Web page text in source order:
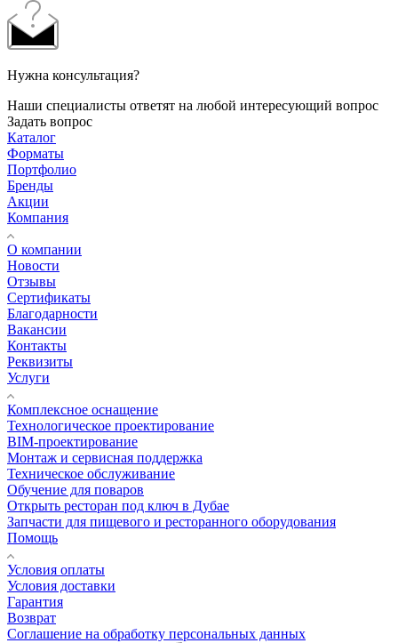
Нужна консультация?
Наши специалисты ответят на любой интересующий вопрос
Задать вопрос
Каталог
Форматы
Портфолио
Бренды
Акции
Компания
О компании
Новости
Отзывы
Сертификаты
Благодарности
Вакансии
Контакты
Реквизиты
Услуги
Комплексное оснащение
Технологическое проектирование
BIM-проектирование
Монтаж и сервисная поддержка
Техническое обслуживание
Обучение для поваров
Открыть ресторан под ключ в Дубае
Запчасти для пищевого и ресторанного оборудования
Помощь
Условия оплаты
Условия доставки
Гарантия
Возврат
Соглашение на обработку персональных данных